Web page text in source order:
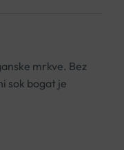
mrkve. Bez
sok bogat je